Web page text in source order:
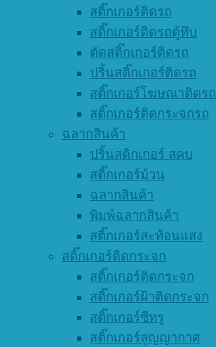
สติ๊กเกอร์ติดรถ
สติ๊กเกอร์ติดรถตู้ทึบ
ตัดสติ๊กเกอร์ติดรถ
ปริ้นสติ๊กเกอร์ติดรถ
สติ๊กเกอร์โฆษณาติดรถ
สติ๊กเกอร์ติดกระจกรถ
ฉลากสินค้า
ปริ้นสติกเกอร์ สคบ
สติ๊กเกอร์ม้วน
ฉลากสินค้า
พิมพ์ฉลากสินค้า
สติ๊กเกอร์สะท้อนแสง
สติ๊กเกอร์ติดกระจก
สติ๊กเกอร์ติดกระจก
สติ๊กเกอร์ฝ้าติดกระจก
สติ๊กเกอร์ซีทรู
สติ๊กเกอร์สูญญากาศ